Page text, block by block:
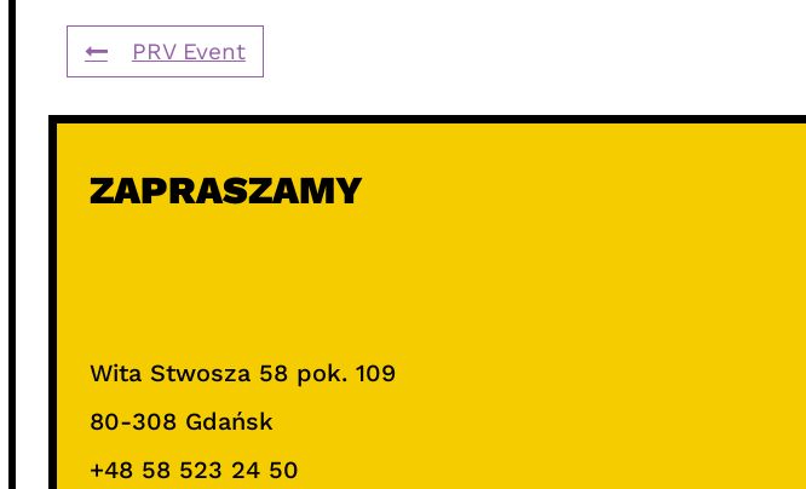
PRV Event
ZAPRASZAMY
Wita Stwosza 58 pok. 109
80-308 Gdańsk
+48 58 523 24 50